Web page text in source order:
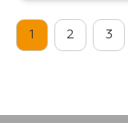
1 2 3